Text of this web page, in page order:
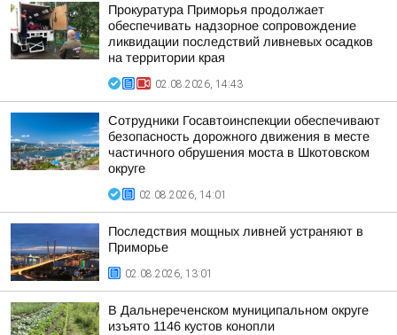
Прокуратура Приморья продолжает
обеспечивать надзорное сопровождение
ликвидации последствий ливневых осадков
на территории края
02.08.2026, 14:43
Сотрудники Госавтоинспекции обеспечивают
безопасность дорожного движения в месте
частичного обрушения моста в Шкотовском
округе
02.08.2026, 14:01
Последствия мощных ливней устраняют в
Приморье
02.08.2026, 13:01
В Дальнереченском муниципальном округе
изъято 1146 кустов конопли